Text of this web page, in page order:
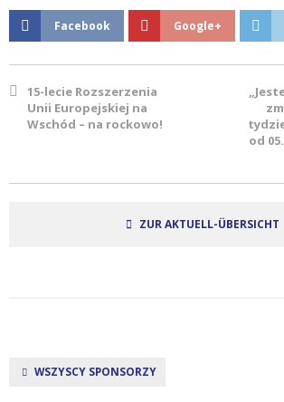
Facebook Google+
15-lecie Rozszerzenia
Unii Europejskiej na
Wschód – na rockowo!
od
ZUR AKTUELL-ÜBERSICHT
WSZYSCY SPONSORZY